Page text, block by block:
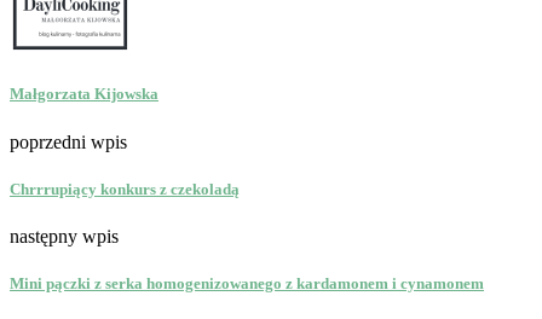
Małgorzata Kijowska
poprzedni wpis
Chrrrupiący konkurs z czekoladą
następny wpis
Mini pączki z serka homogenizowanego z kardamonem i cynamonem